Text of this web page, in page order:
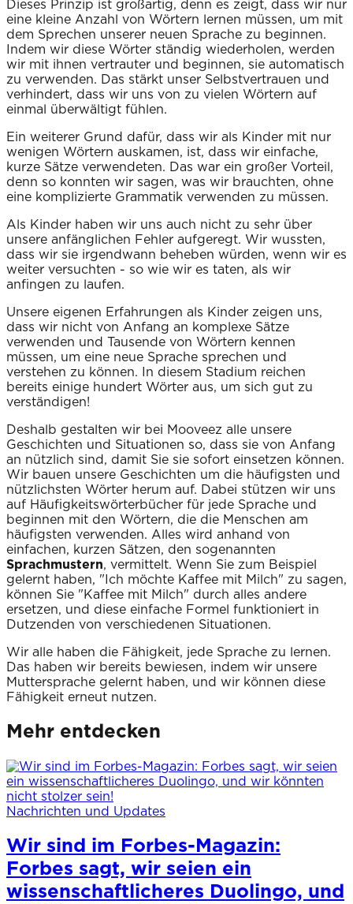
Dieses Prinzip ist großartig, denn es zeigt, dass wir nur
eine kleine Anzahl von Wörtern lernen müssen, um mit
dem Sprechen unserer neuen Sprache zu beginnen.
Indem wir diese Wörter ständig wiederholen, werden
wir mit ihnen vertrauter und beginnen, sie automatisch
zu verwenden. Das stärkt unser Selbstvertrauen und
verhindert, dass wir uns von zu vielen Wörtern auf
einmal überwältigt fühlen.
Ein weiterer Grund dafür, dass wir als Kinder mit nur
wenigen Wörtern auskamen, ist, dass wir einfache,
kurze Sätze verwendeten. Das war ein großer Vorteil,
denn so konnten wir sagen, was wir brauchten, ohne
eine komplizierte Grammatik verwenden zu müssen.
Als Kinder haben wir uns auch nicht zu sehr über
unsere anfänglichen Fehler aufgeregt. Wir wussten,
dass wir sie irgendwann beheben würden, wenn wir es
weiter versuchten - so wie wir es taten, als wir
anfingen zu laufen.
Unsere eigenen Erfahrungen als Kinder zeigen uns,
dass wir nicht von Anfang an komplexe Sätze
verwenden und Tausende von Wörtern kennen
müssen, um eine neue Sprache sprechen und
verstehen zu können. In diesem Stadium reichen
bereits einige hundert Wörter aus, um sich gut zu
verständigen!
Deshalb gestalten wir bei Mooveez alle unsere
Geschichten und Situationen so, dass sie von Anfang
an nützlich sind, damit Sie sie sofort einsetzen können.
Wir bauen unsere Geschichten um die häufigsten und
nützlichsten Wörter herum auf. Dabei stützen wir uns
auf Häufigkeitswörterbücher für jede Sprache und
beginnen mit den Wörtern, die die Menschen am
häufigsten verwenden. Alles wird anhand von
einfachen, kurzen Sätzen, den sogenannten
Sprachmustern, vermittelt. Wenn Sie zum Beispiel
gelernt haben, "Ich möchte Kaffee mit Milch" zu sagen,
können Sie "Kaffee mit Milch" durch alles andere
ersetzen, und diese einfache Formel funktioniert in
Dutzenden von verschiedenen Situationen.
Wir alle haben die Fähigkeit, jede Sprache zu lernen.
Das haben wir bereits bewiesen, indem wir unsere
Muttersprache gelernt haben, und wir können diese
Fähigkeit erneut nutzen.
Mehr entdecken
Nachrichten und Updates
Wir sind im Forbes-Magazin:
Forbes sagt, wir seien ein
wissenschaftlicheres Duolingo, und